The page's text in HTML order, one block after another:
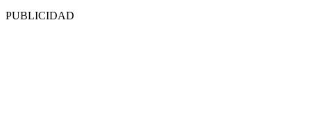
PUBLICIDAD